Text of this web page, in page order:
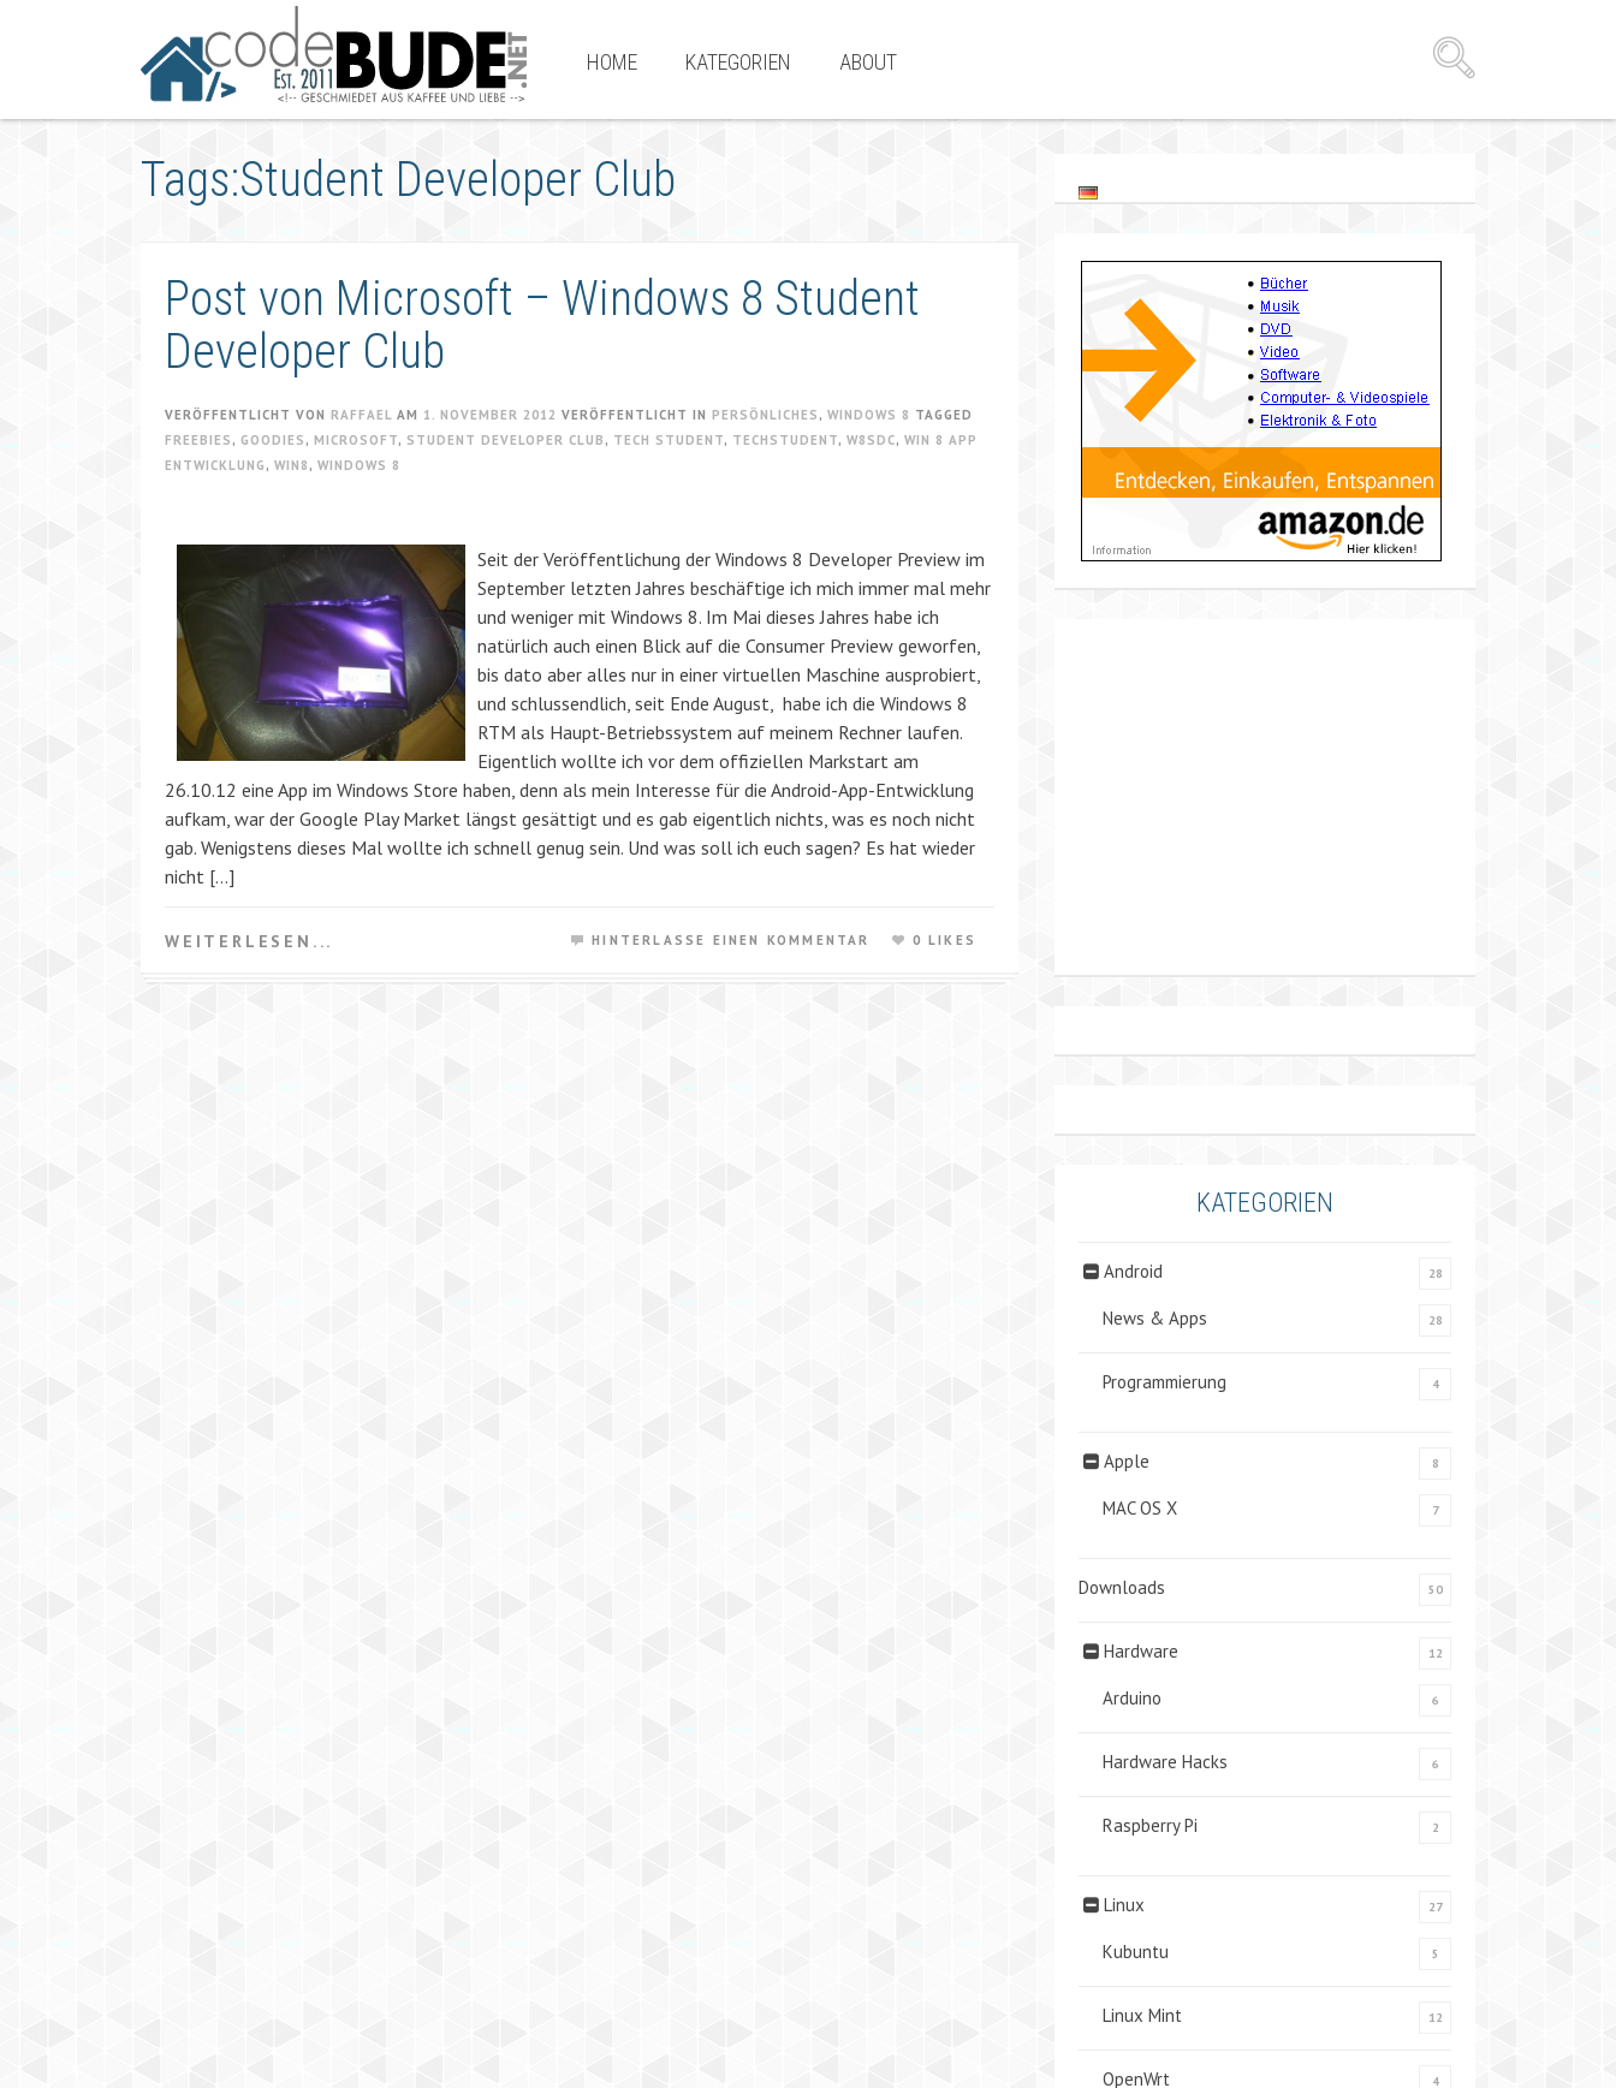
HOME KATEGORIEN ABOUT
Tags:Student Developer Club
Post von Microsoft – Windows 8 Student
Developer Club
VERÖFFENTLICHT VON RAFFAEL AM 1. NOVEMBER 2012 VERÖFFENTLICHT IN PERSÖNLICHES , WINDOWS 8 TAGGED
FREEBIES , GOODIES , MICROSOFT, STUDENT DEVELOPER CLUB , TECH STUDENT, TECHSTUDENT, W8SDC, WIN 8 APP
ENTWICKLUNG , WIN8 , WINDOWS 8
Seit der Veröffentlichung der Windows 8 Developer Preview im
September letzten Jahres beschäftige ich mich immer mal mehr
und weniger mit Windows 8. Im Mai dieses Jahres habe ich
natürlich auch einen Blick auf die Consumer Preview geworfen,
bis dato aber alles nur in einer virtuellen Maschine ausprobiert,
und schlussendlich, seit Ende August, habe ich die Windows 8
RTM als Haupt-Betriebssystem auf meinem Rechner laufen.
Eigentlich wollte ich vor dem offiziellen Markstart am
26.10.12 eine App im Windows Store haben, denn als mein Interesse für die Android-App-Entwicklung
aufkam, war der Google Play Market längst gesättigt und es gab eigentlich nichts, was es noch nicht
gab. Wenigstens dieses Mal wollte ich schnell genug sein. Und was soll ich euch sagen? Es hat wieder
nicht […]
WEITERLESEN... HINTERLASSE EINEN KOMMENTAR 0 LIKES
KATEGORIEN
Android 28
News & Apps 28
Programmierung 4
Apple 8
MAC OS X 7
Downloads 50
Hardware 12
Arduino 6
Hardware Hacks 6
Raspberry Pi 2
Linux 27
Kubuntu 5
Linux Mint 12
OpenWrt 4